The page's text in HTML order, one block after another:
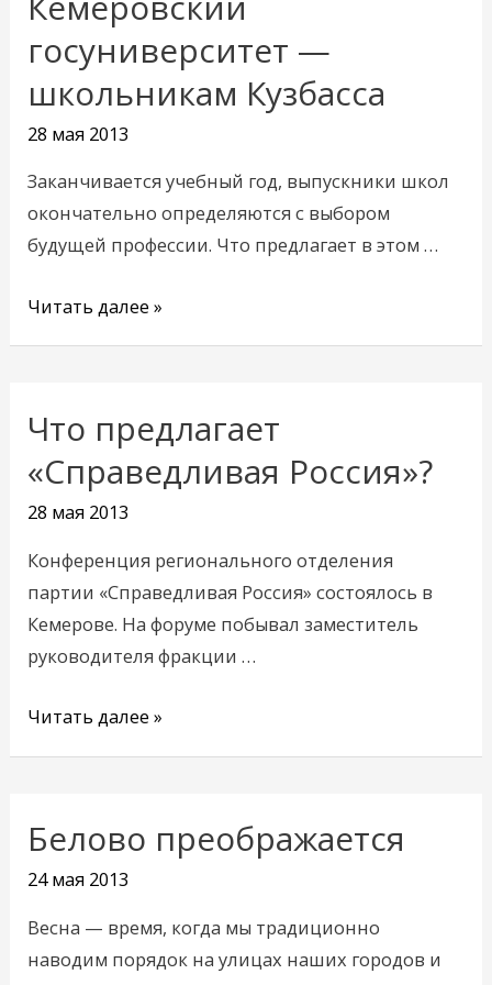
госуниверситет —
школьникам Кузбасса
28 мая 2013
Заканчивается учебный год, выпускники школ
окончательно определяются с выбором
будущей профессии. Что предлагает в этом …
госуниверситет
—
школьникам
Кузбасса
Читать далее »
Что предлагает
«Справедливая Россия»?
28 мая 2013
Конференция регионального отделения
партии «Справедливая Россия» состоялось в
Кемерове. На форуме побывал заместитель
руководителя фракции …
Что
предлагает
«Справедливая
Россия»?
Читать далее »
Белово преображается
24 мая 2013
Весна — время, когда мы традиционно
наводим порядок на улицах наших городов и
Белово